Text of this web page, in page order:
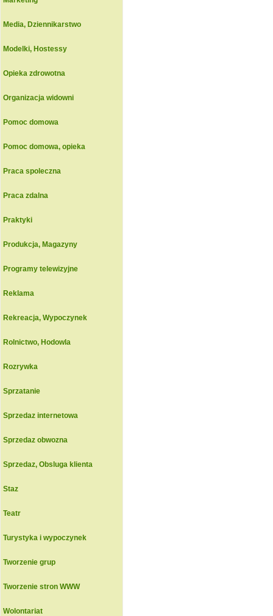
Media, Dziennikarstwo
Modelki, Hostessy
Opieka zdrowotna
Organizacja widowni
Pomoc domowa
Pomoc domowa, opieka
Praca spoleczna
Praca zdalna
Praktyki
Produkcja, Magazyny
Programy telewizyjne
Reklama
Rekreacja, Wypoczynek
Rolnictwo, Hodowla
Rozrywka
Sprzatanie
Sprzedaz internetowa
Sprzedaz obwozna
Sprzedaz, Obsluga klienta
Staz
Teatr
Turystyka i wypoczynek
Tworzenie grup
Tworzenie stron WWW
Wolontariat